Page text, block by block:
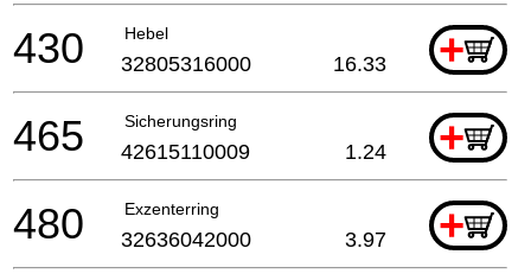
Hebel +
430 32805316000 16.33
Sicherungsring +
465 42615110009 1.24
Exzenterring +
480 32636042000 3.97